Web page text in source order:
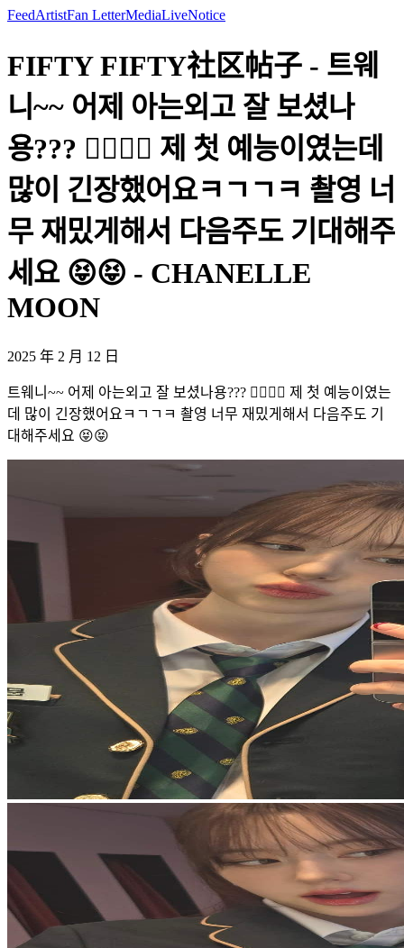
FeedArtistFan LetterMediaLiveNotice
FIFTY FIFTY社区帖子 - 트웨
니~~ 어제 아는외고 잘 보셨나
용??? 🤸‍♀️🤸‍♀️ 제 첫 예능이였는데
많이 긴장했어요ㅋㄱㄱㅋ 촬영 너
무 재밌게해서 다음주도 기대해주
세요 😝😝 - CHANELLE
MOON
2025 年 2 月 12 日
트웨니~~ 어제 아는외고 잘 보셨나용??? 🤸‍♀️🤸‍♀️ 제 첫 예능이였는
데 많이 긴장했어요ㅋㄱㄱㅋ 촬영 너무 재밌게해서 다음주도 기
대해주세요 😝😝